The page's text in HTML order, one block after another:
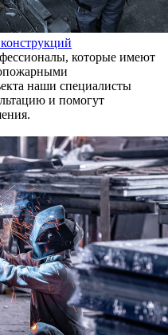
которые имеют
наши специалисты
и помогут